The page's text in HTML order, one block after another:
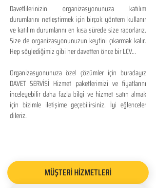
Davetlilerinizin organizasyonunuza katılım
durumlarını netleştirmek için birçok yöntem kullanır
ve katılım durumlarını en kısa sürede size raporlarız.
Size de organizasyonunuzun keyfini çıkarmak kalır.
Hep söylediğimiz gibi her davetten önce bir LCV...
Organizasyonunuza özel çözümler için buradayız
DAVET SERVİSİ Hizmet paketlerimizi ve fiyatlarını
inceleyebilir daha fazla bilgi ve hizmet satın almak
için bizimle iletişime geçebilirsiniz. İyi eğlenceler
dileriz.
MÜŞTERİ HİZMETLERİ